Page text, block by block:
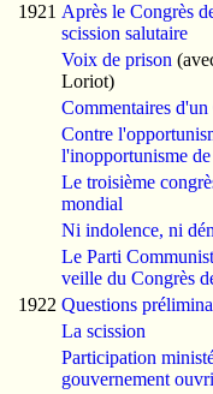
1921 Après le Congrès
scission salutaire
Voix de prison
Loriot)
Commentaires
Contre
l'inopportunisme
Le troisième
mondial
Ni indolence, ni
Le Parti
veille du Congrès
1922 Questions
La scission
Participation
gouvernement